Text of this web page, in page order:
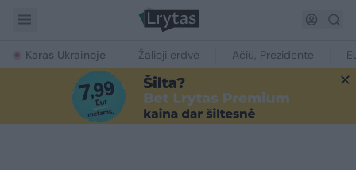
Karas Ukrainoje Žalioji erdvė Ačiū, Prezidente